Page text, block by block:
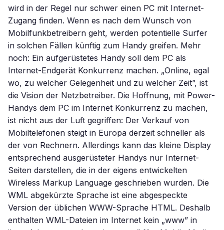
wird in der Regel nur schwer einen PC mit Internet-
Zugang finden. Wenn es nach dem Wunsch von
Mobilfunkbetreibern geht, werden potentielle Surfer
in solchen Fällen künftig zum Handy greifen. Mehr
noch: Ein aufgerüstetes Handy soll dem PC als
Internet-Endgerät Konkurrenz machen. „Online, egal
wo, zu welcher Gelegenheit und zu welcher Zeit”, ist
die Vision der Netzbetreiber. Die Hoffnung, mit Power-
Handys dem PC im Internet Konkurrenz zu machen,
ist nicht aus der Luft gegriffen: Der Verkauf von
Mobiltelefonen steigt in Europa derzeit schneller als
der von Rechnern. Allerdings kann das kleine Display
entsprechend ausgerüsteter Handys nur Internet-
Seiten darstellen, die in der eigens entwickelten
Wireless Markup Language geschrieben wurden. Die
WML abgekürzte Sprache ist eine abgespeckte
Version der üblichen WWW-Sprache HTML. Deshalb
enthalten WML-Dateien im Internet kein „www” in